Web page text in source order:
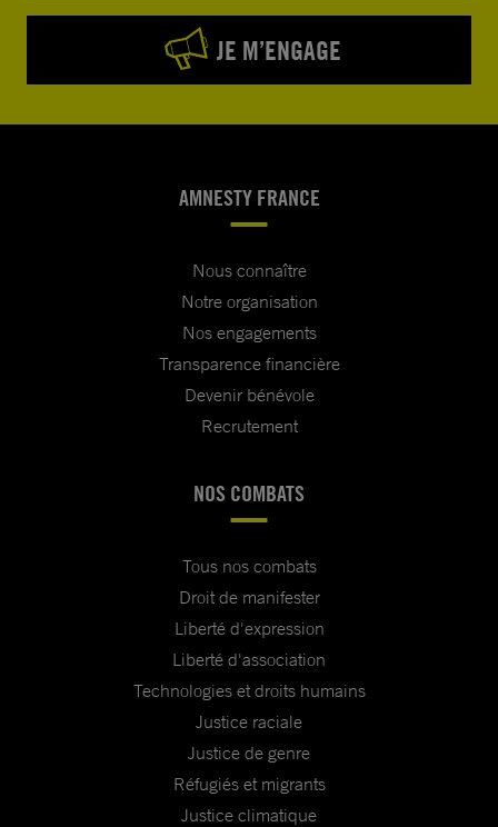
JE M’ENGAGE
AMNESTY FRANCE
Nous connaître
Notre organisation
Nos engagements
Transparence financière
Devenir bénévole
Recrutement
NOS COMBATS
Tous nos combats
Droit de manifester
Liberté d'expression
Liberté d'association
Technologies et droits humains
Justice raciale
Justice de genre
Réfugiés et migrants
Justice climatique